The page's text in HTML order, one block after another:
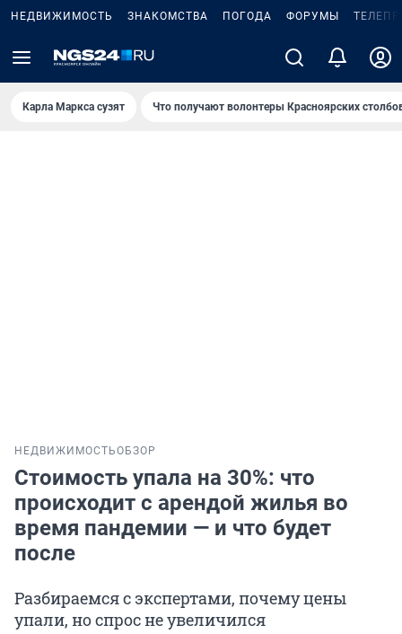
НЕДВИЖИМОСТЬ ЗНАКОМСТВА ПОГОДА ФОРУМЫ
Карла Маркса сузят Что получают волонтеры Красноярских
НЕДВИЖИМОСТЬОБЗОР
Стоимость упала на 30%: что
происходит с арендой жилья во
время пандемии — и что будет
после
Разбираемся с экспертами, почему цены
упали, но спрос не увеличился